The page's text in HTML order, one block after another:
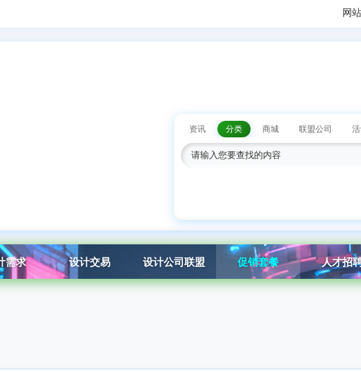
网
资讯
分类 商城 联盟公司
需求 设计交易 设计公司联盟 促销套餐 人才招